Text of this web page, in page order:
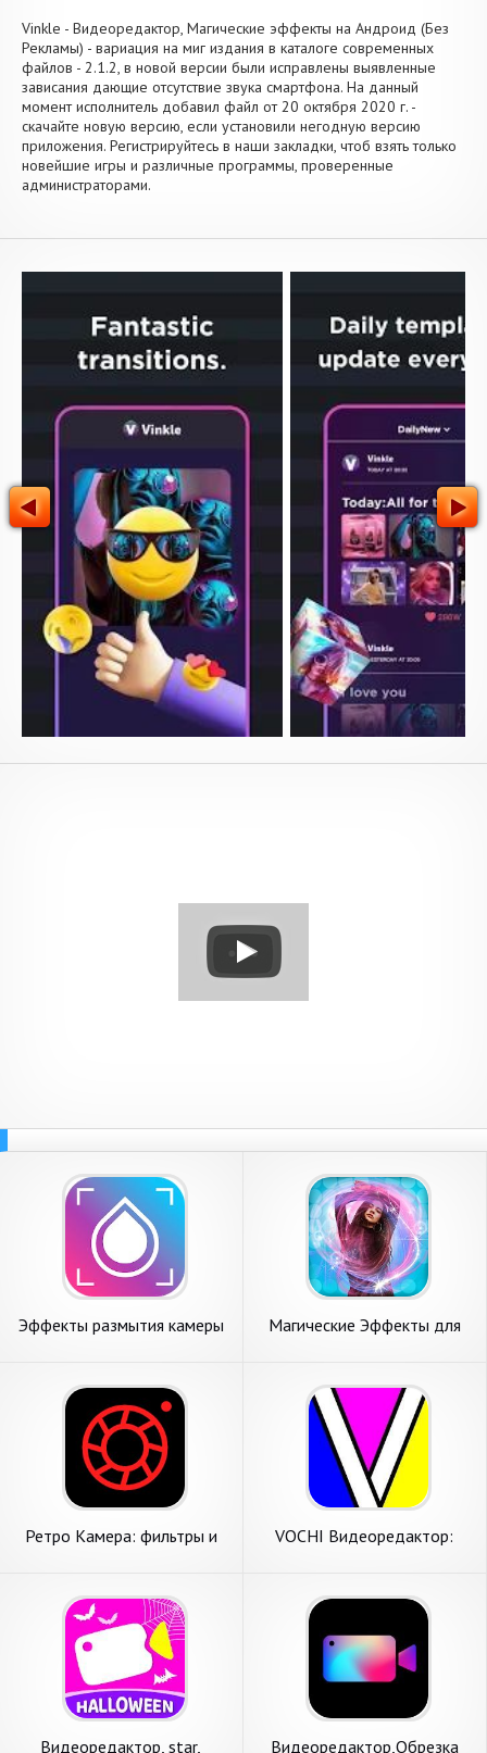
Vinkle - Видеоредактор, Магические эффекты на Андроид (Без
Рекламы) - вариация на миг издания в каталоге современных
файлов - 2.1.2, в новой версии были исправлены выявленные
зависания дающие отсутствие звука смартфона. На данный
момент исполнитель добавил файл от 20 октября 2020 г. -
скачайте новую версию, если установили негодную версию
приложения. Регистрируйтесь в наши закладки, чтоб взять только
новейшие игры и различные программы, проверенные
администраторами.
Эффекты размытия камеры
Магические Эффекты для
Ретро Камера: фильтры и
VOCHI Видеоредактор:
Видеоредактор, star, Видеоредактор,Обрезка